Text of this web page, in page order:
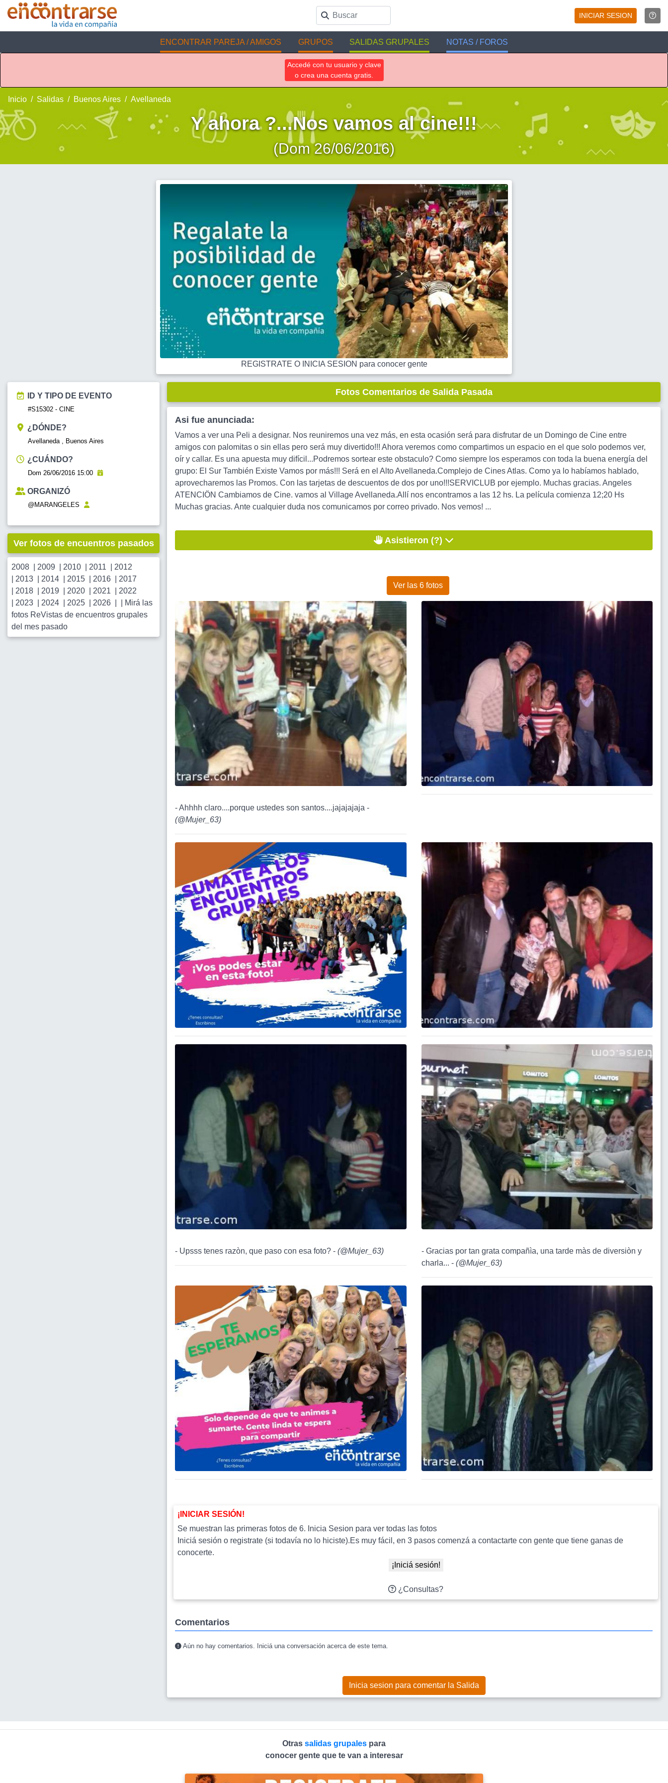
INICIAR SESION
ENCONTRAR PAREJA / AMIGOS GRUPOS SALIDAS GRUPALES NOTAS / FOROS
Accedé con tu usuario y clave
o crea una cuenta gratis.
Inicio Salidas Buenos Aires Avellaneda
Y ahora ?...Nos vamos al cine!!!
(Dom 26/06/2016)
REGISTRATE O INICIA SESION para conocer gente
ID Y TIPO DE EVENTO
#S15302 - CINE
¿DÓNDE?
Avellaneda , Buenos Aires
¿CUÁNDO?
Dom 26/06/2016 15:00
ORGANIZÓ
@MARANGELES
Ver fotos de encuentros pasados
2008 2009 2010 2011
2012
2013 2014 2015 2016
2017
2018 2019 2020 2021
2022
2023 2024 2025 2026
Mirá las
fotos ReVistas de encuentros grupales
del mes pasado
Fotos Comentarios de Salida Pasada
Asi fue anunciada:
Vamos a ver una Peli a designar. Nos reuniremos una vez más, en esta ocasión será para disfrutar de un Domingo de Cine entre
amigos con palomitas o sin ellas pero será muy divertido!!! Ahora veremos como compartimos un espacio en el que solo podemos ver,
oír y callar. Es una apuesta muy difícil...Podremos sortear este obstaculo? Como siempre los esperamos con toda la buena energía del
grupo: El Sur También Existe Vamos por más!!! Será en el Alto Avellaneda.Complejo de Cines Atlas. Como ya lo habíamos hablado,
aprovecharemos las Promos. Con las tarjetas de descuentos de dos por uno!!!SERVICLUB por ejemplo. Muchas gracias. Angeles
ATENCIÖN Cambiamos de Cine. vamos al Village Avellaneda.Allí nos encontramos a las 12 hs. La película comienza 12;20 Hs
Muchas gracias. Ante cualquier duda nos comunicamos por correo privado. Nos vemos! ...
Asistieron (?)
Ver las 6 fotos
- Ahhhh claro....porque ustedes son santos....jajajajaja -
(@Mujer_63)
- Upsss tenes razòn, que paso con esa foto? - (@Mujer_63)
- Gracias por tan grata compañìa, una tarde màs de diversiòn y
charla... - (@Mujer_63)
¡INICIAR SESIÓN!
Se muestran las primeras fotos de 6. Inicia Sesion para ver todas las fotos
Iniciá sesión o registrate (si todavía no lo hiciste).Es muy fácil, en 3 pasos comenzá a contactarte con gente que tiene ganas de
conocerte.
¡Iniciá sesión!
¿Consultas?
Comentarios
Aún no hay comentarios. Iniciá una conversación acerca de este tema.
Inicia sesion para comentar la Salida
Otras salidas grupales para
conocer gente que te van a interesar